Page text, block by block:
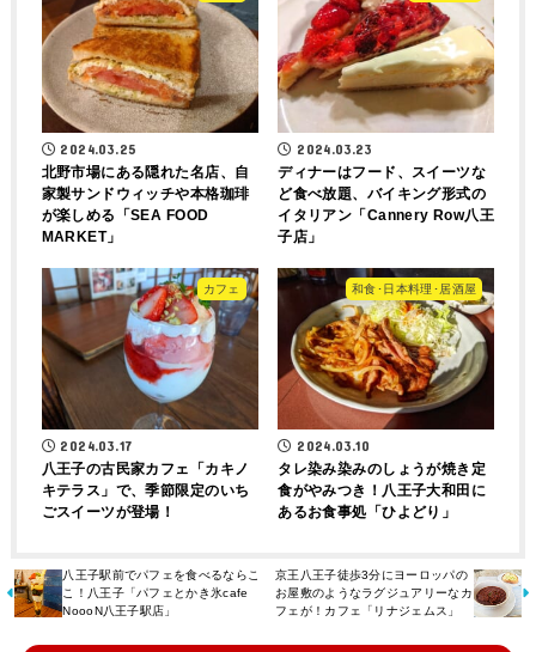
2024.03.25
北野市場にある隠れた名店、自
家製サンドウィッチや本格珈琲
が楽しめる「SEA FOOD
MARKET」
2024.03.23
ディナーはフード、スイーツな
ど食べ放題、バイキング形式の
イタリアン「Cannery Row八王
子店」
カフェ
2024.03.17
八王子の古民家カフェ「カキノ
キテラス」で、季節限定のいち
ごスイーツが登場！
和食･日本料理･居酒屋
2024.03.10
タレ染み染みのしょうが焼き定
食がやみつき！八王子大和田に
あるお食事処「ひよどり」
八王子駅前でパフェを食べるならこ
こ！八王子「パフェとかき氷cafe
NoooN八王子駅店」
京王八王子徒歩3分にヨーロッパの
お屋敷のようなラグジュアリーなカ
フェが！カフェ「リナジェムス」